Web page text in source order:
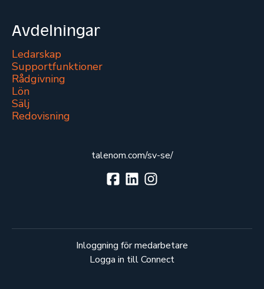
Avdelningar
Ledarskap
Supportfunktioner
Rådgivning
Lön
Sälj
Redovisning
talenom.com/sv-se/
Inloggning för medarbetare
Logga in till Connect